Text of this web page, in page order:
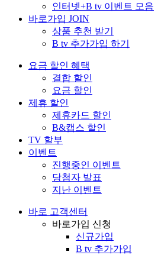
인터넷+B tv 이벤트 모음
바로가입 JOIN
상품 추천 받기
B tv 추가가입 하기
요금 할인 혜택
결합 할인
요금 할인
제휴 할인
제휴카드 할인
B&캡스 할인
TV 할부
이벤트
진행중인 이벤트
당첨자 발표
지난 이벤트
바로 고객센터
바로가입 신청
신규가입
B tv 추가가입